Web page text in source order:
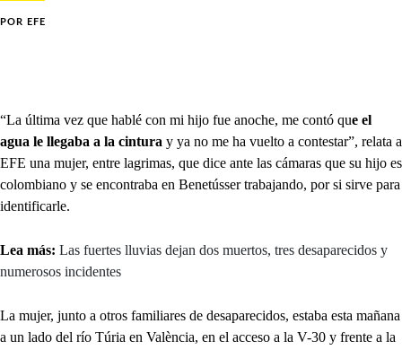
POR EFE
“La última vez que hablé con mi hijo fue anoche, me contó que el
agua le llegaba a la cintura y ya no me ha vuelto a contestar”, relata a
EFE una mujer, entre lagrimas, que dice ante las cámaras que su hijo es
colombiano y se encontraba en Benetússer trabajando, por si sirve para
identificarle.
Lea más: Las fuertes lluvias dejan dos muertos, tres desaparecidos y
numerosos incidentes
La mujer, junto a otros familiares de desaparecidos, estaba esta mañana
a un lado del río Túria en València, en el acceso a la V-30 y frente a la